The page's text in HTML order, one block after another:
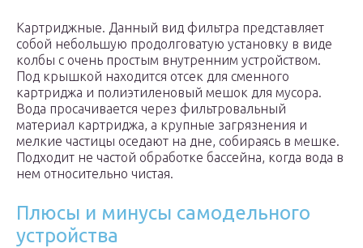
Картриджные. Данный вид фильтра представляет
собой небольшую продолговатую установку в виде
колбы с очень простым внутренним устройством.
Под крышкой находится отсек для сменного
картриджа и полиэтиленовый мешок для мусора.
Вода просачивается через фильтровальный
материал картриджа, а крупные загрязнения и
мелкие частицы оседают на дне, собираясь в мешке.
Подходит не частой обработке бассейна, когда вода в
нем относительно чистая.
Плюсы и минусы самодельного
устройства